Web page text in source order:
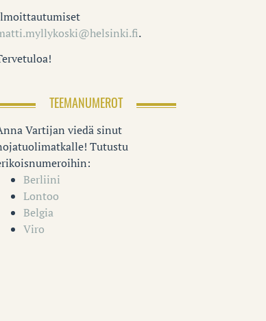
.
TEEMANUMEROT
Vartijan viedä sinut
Tutustu
Berliini
Lontoo
Belgia
Viro